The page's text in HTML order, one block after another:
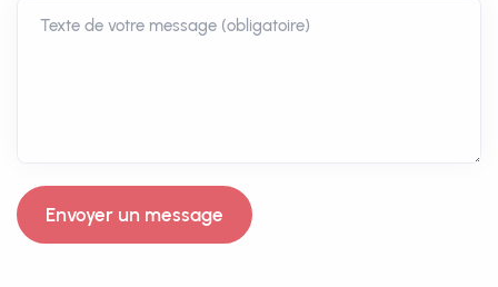
Texte de votre message (obligatoire)
Envoyer un message